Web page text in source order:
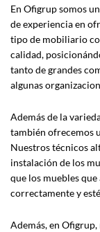
En Ofigrup somos
de experiencia en
tipo de mobiliario
calidad,
tanto de grandes
algunas
Además de la
también ofrecemos
Nuestros técnicos
instalación de los
que los muebles
correctamente y
Además, en